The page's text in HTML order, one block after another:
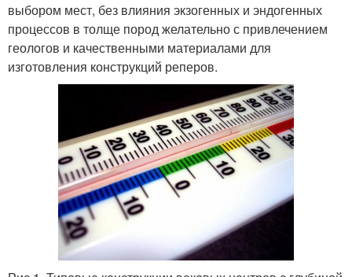
выбором мест, без влияния экзогенных и эндогенных
процессов в толще пород желательно с привлечением
геологов и качественными материалами для
изготовления конструкций реперов.